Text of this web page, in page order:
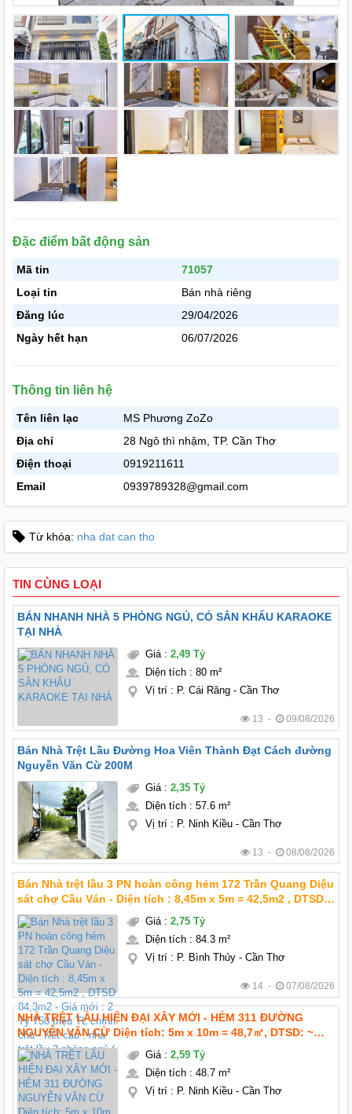
Đặc điểm bất động sản
Mã tin
71057
Loại tin
Bán nhà riêng
Đăng lúc
29/04/2026
Ngày hết hạn
06/07/2026
Thông tin liên hệ
Tên liên lạc
MS Phương ZoZo
Địa chỉ
28 Ngô thì nhậm, TP. Cần Thơ
Điện thoại
0919211611
Email
0939789328@gmail.com
Từ khóa: nha dat can tho
TIN CÙNG LOẠI
BÁN NHANH NHÀ 5 PHÒNG NGỦ, CÓ SÂN KHẤU KARAOKE
TẠI NHÀ
Giá: 2,49 Tỷ
Diện tích: 80 m²
Vị trí: P. Cái Răng - Cần Thơ
13 - 09/08/2026
Bán Nhà Trệt Lầu Đường Hoa Viên Thành Đạt Cách đường
Nguyễn Văn Cừ 200M
Giá: 2,35 Tỷ
Diện tích: 57.6 m²
Vị trí: P. Ninh Kiều - Cần Thơ
13 - 08/08/2026
Bán Nhà trệt lầu 3 PN hoàn công hẻm 172 Trần Quang Diệu
sát chợ Cầu Ván - Diện tích : 8,45m x 5m = 42,5m2 , DTSD
84,3m2 - Giá mới : 2 Tỷ 750 triệu TL chính chủ - Kết cấu :
nhà trệt lầu 3 phòng ngủ (
Giá: 2,75 Tỷ
Diện tích: 84.3 m²
Vị trí: P. Bình Thủy - Cần Thơ
14 - 07/08/2026
NHÀ TRỆT LẦU HIỆN ĐẠI XÂY MỚI - HẺM 311 ĐƯỜNG
NGUYỄN VĂN CỪ Diện tích: 5m x 10m = 48,7㎡, DTSD: ~
100m2 Giá mới : 2 tỷ 590 triệu TL chính chủ Pháp lý: thổ
cư hoàn công Hướng: Tây bắc
Giá: 2,59 Tỷ
Diện tích: 48.7 m²
Vị trí: P. Ninh Kiều - Cần Thơ